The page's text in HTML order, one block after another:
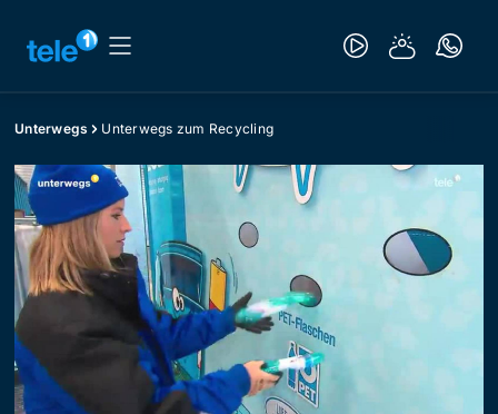
Unterwegs Unterwegs zum Recycling